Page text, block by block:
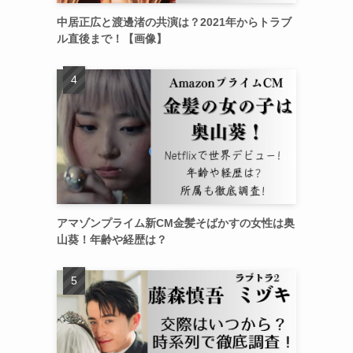
中居正広と渡邊渚の共演は？2021年からトラブ
ル直後まで！【画像】
アマゾンプライム新CM金髪そばかすの女性は奥
山葵！年齢や経歴は？